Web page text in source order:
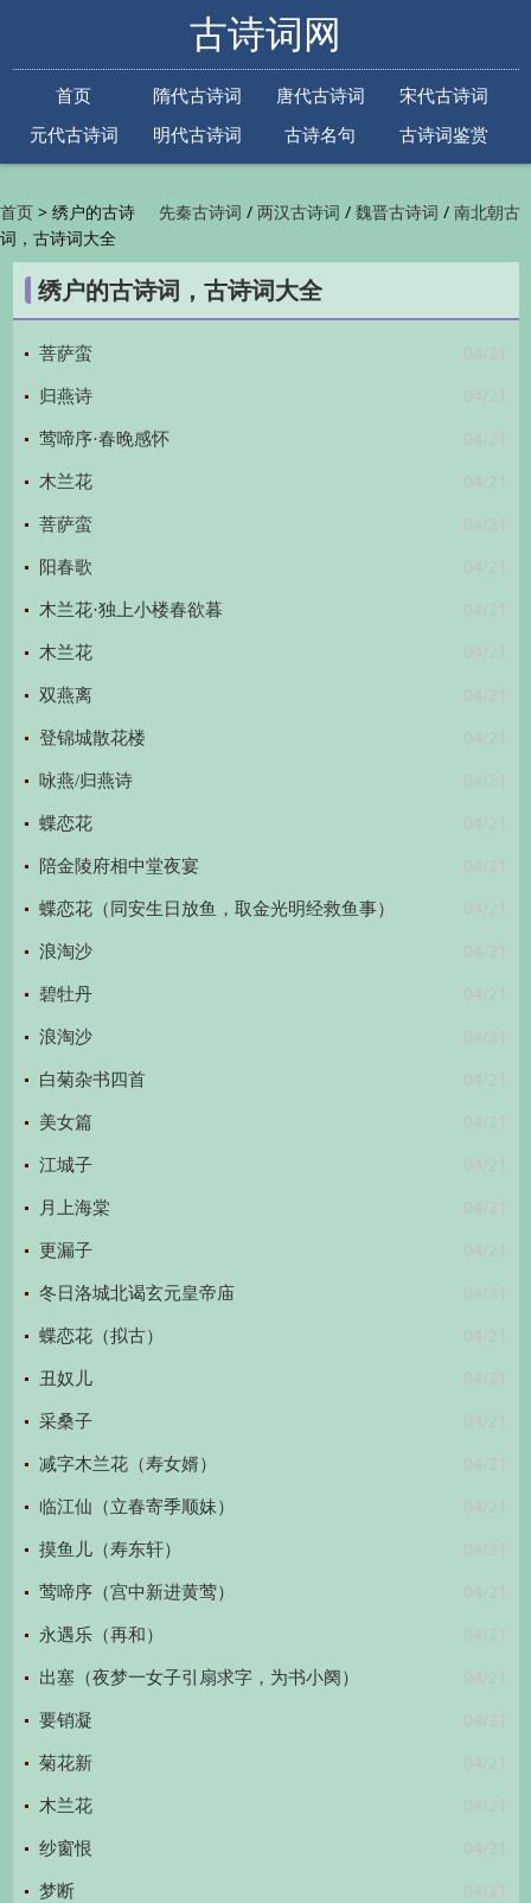
古诗词网
首页 隋代古诗词 唐代古诗词
宋代古诗词
元代古诗词
明代古诗词 古诗名句
古诗词鉴赏
先秦古诗词 /两汉古诗词 /魏晋古诗词 /南北朝古
代古诗词/金朝古诗词/元代古诗词/明代古诗词
/清代古诗词/近现代古诗词
鉴赏/古诗下一句/古诗上一句/
首页 > 绣户的古诗
词，古诗词大全
绣户的古诗词，古诗词大全
04/21
菩萨蛮
04/21
归燕诗
04/21
莺啼序·春晚感怀
04/21
木兰花
04/21
菩萨蛮
04/21
阳春歌
04/21
木兰花·独上小楼春欲暮
04/21
木兰花
04/21
双燕离
04/21
登锦城散花楼
04/21
咏燕/归燕诗
04/21
蝶恋花
04/21
陪金陵府相中堂夜宴
04/21
蝶恋花（同安生日放鱼，取金光明经救鱼事）
04/21
浪淘沙
04/21
碧牡丹
04/21
浪淘沙
04/21
白菊杂书四首
04/21
美女篇
04/21
江城子
04/21
月上海棠
04/21
更漏子
04/21
冬日洛城北谒玄元皇帝庙
04/21
蝶恋花（拟古）
04/21
丑奴儿
04/21
采桑子
04/21
减字木兰花（寿女婿）
04/21
临江仙（立春寄季顺妹）
04/21
摸鱼儿（寿东轩）
04/21
莺啼序（宫中新进黄莺）
04/21
永遇乐（再和）
04/21
出塞（夜梦一女子引扇求字，为书小阕）
04/21
要销凝
04/21
菊花新
04/21
木兰花
04/21
纱窗恨
04/21
梦断